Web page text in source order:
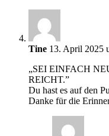
Tine 13. April 2025
„SEI EINFACH
REICHT.”
Du hast es auf den
Danke für die